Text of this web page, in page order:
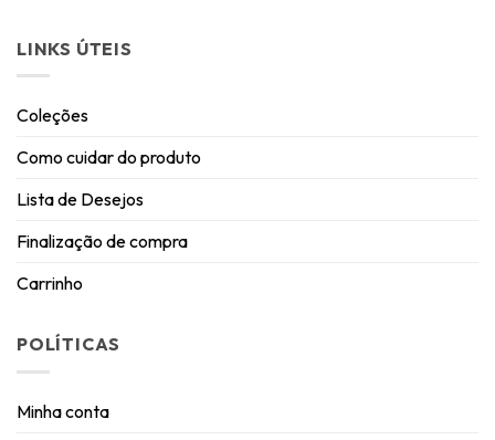
LINKS ÚTEIS
Coleções
Como cuidar do produto
Lista de Desejos
Finalização de compra
Carrinho
POLÍTICAS
Minha conta